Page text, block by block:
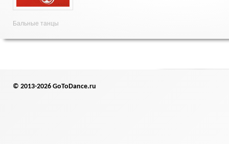
Бальные танцы
© 2013-2026 GoToDance.ru